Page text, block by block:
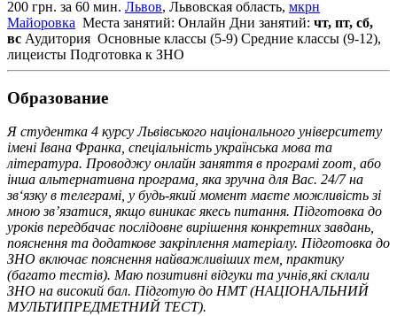
200 грн. за 60 мин. Львов, Львовская область, мкрн
Майоровка Места занятий: Онлайн Дни занятий: чт, пт, сб,
вс Аудитория Основные классы (5-9) Средние классы (9-12),
лицеисты Подготовка к ЗНО
Образование
Я студентка 4 курсу Львівського національного університету
імені Івана Франка, спеціальність українська мова та
література. Проводжу онлайн заняття в програмі zoom, або
інша альтернативна програма, яка зручна для Вас. 24/7 на
зв‘язку в телеграмі, у будь-який момент маєте можливість зі
мною зв’язатися, якщо виникає якесь питання. Підготовка до
уроків передбачає послідовне вирішення конкретних завдань,
пояснення та додаткове закріплення матеріалу. Підготовка до
ЗНО включає пояснення найважливіших тем, практику
(багато тестів). Маю позитивні відгуки та учнів,які склали
ЗНО на високий бал. Підготую до НМТ (НАЦІОНАЛЬНИЙ
МУЛЬТИПРЕДМЕТНИЙ ТЕСТ).